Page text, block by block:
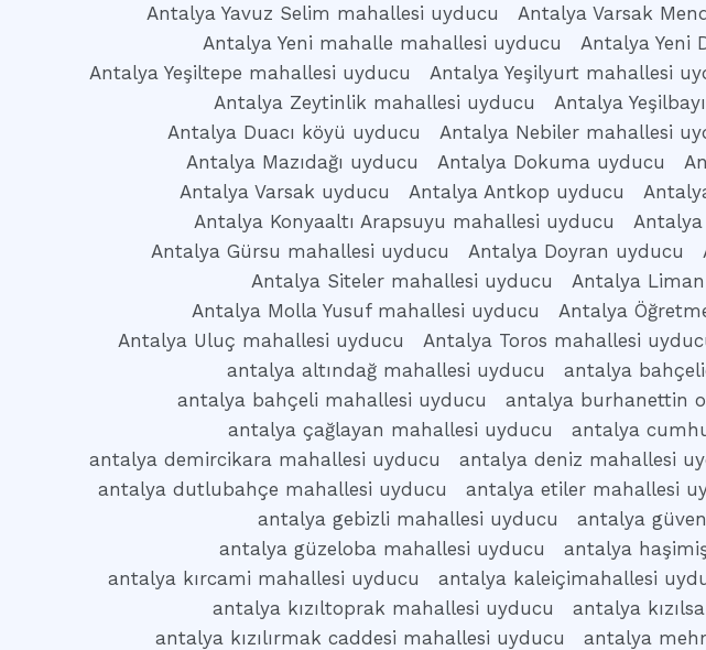
Antalya Yavuz Selim mahallesi uyducu
Antalya Varsak
Antalya Yeni mahalle mahallesi uyducu
Antalya Yeni
Antalya Yeşiltepe mahallesi uyducu
Antalya Yeşilyurt mahallesi
Antalya Zeytinlik mahallesi uyducu
Antalya
Antalya Duacı köyü uyducu
Antalya Nebiler mahallesi
Antalya Mazıdağı uyducu
Antalya Dokuma uyducu
Antalya Varsak uyducu
Antalya Antkop uyducu
Antalya Konyaaltı Arapsuyu mahallesi uyducu
Antalya Gürsu mahallesi uyducu
Antalya Doyran uyducu
Antalya Siteler mahallesi uyducu
Antalya
Antalya Molla Yusuf mahallesi uyducu
Antalya
Antalya Uluç mahallesi uyducu
Antalya Toros mahallesi
antalya altındağ mahallesi uyducu
antalya
antalya bahçeli mahallesi uyducu
antalya burhanettin
antalya çağlayan mahallesi uyducu
antalya
antalya demircikara mahallesi uyducu
antalya deniz mahallesi
antalya dutlubahçe mahallesi uyducu
antalya etiler mahallesi
antalya gebizli mahallesi uyducu
antalya
antalya güzeloba mahallesi uyducu
antalya
antalya kırcami mahallesi uyducu
antalya kaleiçimahallesi
antalya kızıltoprak mahallesi uyducu
antalya
antalya kızılırmak caddesi mahallesi uyducu
antalya